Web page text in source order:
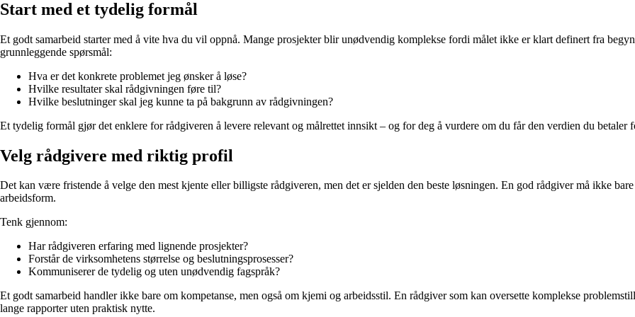
Start med et tydelig formål
Et godt samarbeid starter med å vite hva du vil oppnå. Mange prosjekter blir unødvendig komplekse fordi målet ikke er klart definert fra
grunnleggende spørsmål:
Hva er det konkrete problemet jeg ønsker å løse?
Hvilke resultater skal rådgivningen føre til?
Hvilke beslutninger skal jeg kunne ta på bakgrunn av rådgivningen?
Et tydelig formål gjør det enklere for rådgiveren å levere relevant og målrettet innsikt – og for deg å vurdere om du får den verdien du betaler
Velg rådgivere med riktig profil
Det kan være fristende å velge den mest kjente eller billigste rådgiveren, men det er sjelden den beste løsningen. En god rådgiver må ikke
arbeidsform.
Tenk gjennom:
Har rådgiveren erfaring med lignende prosjekter?
Forstår de virksomhetens størrelse og beslutningsprosesser?
Kommuniserer de tydelig og uten unødvendig fagspråk?
Et godt samarbeid handler ikke bare om kompetanse, men også om kjemi og arbeidsstil. En rådgiver som kan oversette komplekse
lange rapporter uten praktisk nytte.